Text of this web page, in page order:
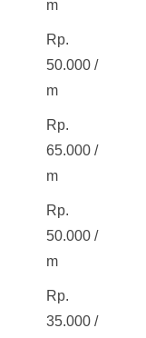
m
Rp.
50.000 /
m
Rp.
65.000 /
m
Rp.
50.000 /
m
Rp.
35.000 /